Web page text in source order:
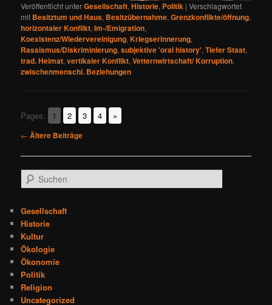
Veröffentlicht unterGesellschaft,Historie, Politik |Verschlagwortet
mit Besitztum und Haus, Besitzübernahme,Grenzkonflikte/öffnung,
horizontaler Konflikt,Im-/Emigration,
Koexistenz/Wiedervereinigung,Kriegserinnerung,
Rassismus/Diskriminierung,subjektive 'oral history',Tiefer Staat,
trad. Heimat,vertikaler Konflikt,Vetternwirtschaft/ Korruption,
zwischenmenschl. Beziehungen
Pages: 1 2 3 4
»
Beitragsnavigation
← Ältere Beiträge
u
h
e
n
Gesellschaft
Historie
Kultur
Ökologie
Ökonomie
Politik
Religion
Uncategorized